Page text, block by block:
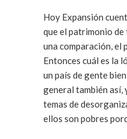
Hoy Expansión
que el patrimonio de
una comparación, el
Entonces cuál es la
un país de gente
general también así,
temas de
ellos son pobres